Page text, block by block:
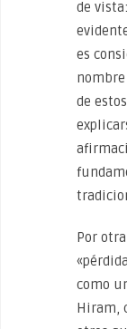
de
es
de
Por
como
Hiram,